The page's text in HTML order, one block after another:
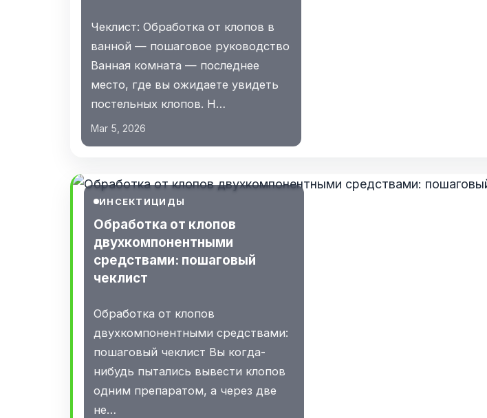
Чеклист: Обработка от клопов в
ванной — пошаговое руководство
Ванная комната — последнее
место, где вы ожидаете увидеть
постельных клопов. Н…
Mar 5, 2026
ИНСЕКТИЦИДЫ
Обработка от клопов
двухкомпонентными
средствами: пошаговый
чеклист
Обработка от клопов
двухкомпонентными средствами:
пошаговый чеклист Вы когда-
нибудь пытались вывести клопов
одним препаратом, а через две
не…